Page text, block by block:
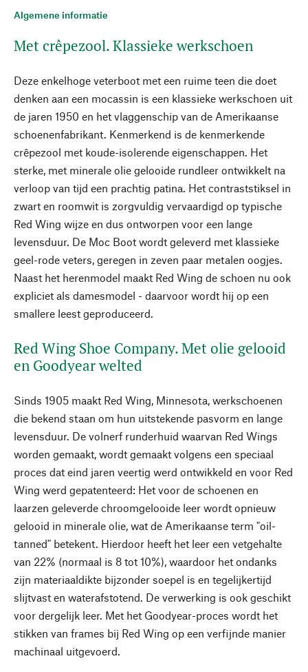
Algemene informatie
Met crêpezool. Klassieke werkschoen
Deze enkelhoge veterboot met een ruime teen die doet
denken aan een mocassin is een klassieke werkschoen uit
de jaren 1950 en het vlaggenschip van de Amerikaanse
schoenenfabrikant. Kenmerkend is de kenmerkende
crêpezool met koude-isolerende eigenschappen. Het
sterke, met minerale olie gelooide rundleer ontwikkelt na
verloop van tijd een prachtig patina. Het contraststiksel in
zwart en roomwit is zorgvuldig vervaardigd op typische
Red Wing wijze en dus ontworpen voor een lange
levensduur. De Moc Boot wordt geleverd met klassieke
geel-rode veters, geregen in zeven paar metalen oogjes.
Naast het herenmodel maakt Red Wing de schoen nu ook
expliciet als damesmodel - daarvoor wordt hij op een
smallere leest geproduceerd.
Red Wing Shoe Company. Met olie gelooid
en Goodyear welted
Sinds 1905 maakt Red Wing, Minnesota, werkschoenen
die bekend staan om hun uitstekende pasvorm en lange
levensduur. De volnerf runderhuid waarvan Red Wings
worden gemaakt, wordt gemaakt volgens een speciaal
proces dat eind jaren veertig werd ontwikkeld en voor Red
Wing werd gepatenteerd: Het voor de schoenen en
laarzen geleverde chroomgelooide leer wordt opnieuw
gelooid in minerale olie, wat de Amerikaanse term "oil-
tanned" betekent. Hierdoor heeft het leer een vetgehalte
van 22% (normaal is 8 tot 10%), waardoor het ondanks
zijn materiaaldikte bijzonder soepel is en tegelijkertijd
slijtvast en waterafstotend. De verwerking is ook geschikt
voor dergelijk leer. Met het Goodyear-proces wordt het
stikken van frames bij Red Wing op een verfijnde manier
machinaal uitgevoerd.